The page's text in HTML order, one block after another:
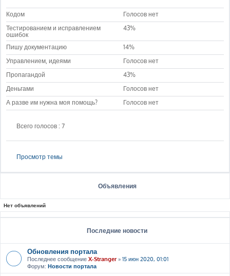
Кодом
Голосов нет
Тестированием и исправлением
ошибок
43%
Пишу документацию
14%
Управлением, идеями
Голосов нет
Пропагандой
43%
Деньгами
Голосов нет
А разве им нужна моя помощь?
Голосов нет
Всего голосов : 7
Просмотр темы
Объявления
Нет объявлений
Последние новости
Обновления портала
Последнее сообщение X-Stranger» 15 июн 2020, 01:01
Форум: Новости портала